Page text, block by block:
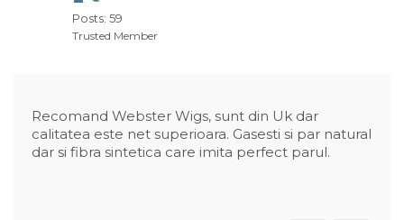
Posts: 59
Trusted Member
Recomand Webster Wigs, sunt din Uk dar
calitatea este net superioara. Gasesti si par natural
dar si fibra sintetica care imita perfect parul.